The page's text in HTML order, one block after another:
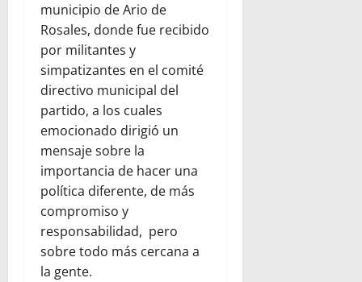
municipio de Ario de
Rosales, donde fue recibido
por militantes y
simpatizantes en el comité
directivo municipal del
partido, a los cuales
emocionado dirigió un
mensaje sobre la
importancia de hacer una
política diferente, de más
compromiso y
responsabilidad, pero
sobre todo más cercana a
la gente.